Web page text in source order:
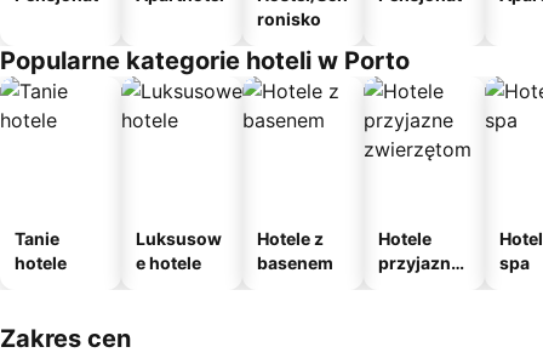
ronisko
Popularne kategorie hoteli w Porto
Tanie
hotele
Luksusow
e hotele
Hotele z
basenem
Hotele
przyjazne
spa
Zakres cen